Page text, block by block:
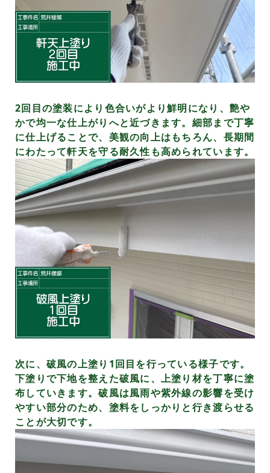
2回目の塗装により色合いがより鮮明になり、艶や
かで均一な仕上がりへと近づきます。細部まで丁寧
に仕上げることで、美観の向上はもちろん、長期間
にわたって軒天を守る耐久性も高められています。
次に、破風の上塗り1回目を行っている様子です。
下塗りで下地を整えた破風に、上塗り材を丁寧に塗
布していきます。破風は風雨や紫外線の影響を受け
やすい部分のため、塗料をしっかりと行き渡らせる
ことが大切です。